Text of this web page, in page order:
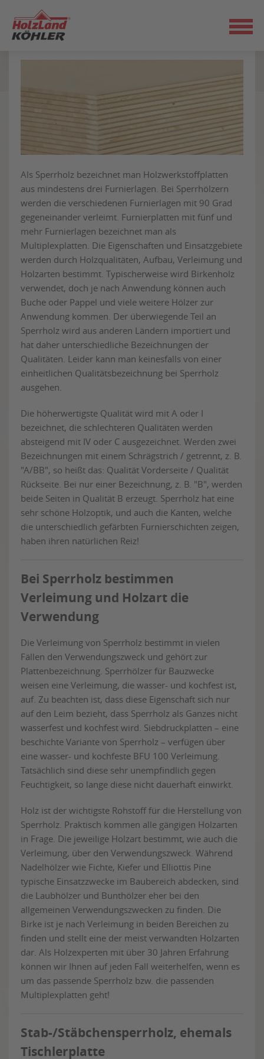
Seiteninhalt
springen
Belastbares Sperrholz:
schön und leistungsstark
Als Sperrholz bezeichnet man Holzwerkstoffplatten
aus mindestens drei Furnierlagen. Bei Sperrhölzern
werden die verschiedenen Furnierlagen mit 90 Grad
gegeneinander verleimt. Furnierplatten mit fünf und
mehr Furnierlagen bezeichnet man als
Multiplexplatten. Die Eigenschaften und Einsatzgebiete
werden durch Holzqualitäten, Aufbau, Verleimung und
Holzarten bestimmt. Typischerweise wird Birkenholz
verwendet, doch je nach Anwendung können auch
Buche oder Pappel und viele weitere Hölzer zur
Anwendung kommen. Der überwiegende Teil an
Sperrholz wird aus anderen Ländern importiert und
hat daher unterschiedliche Bezeichnungen der
Qualitäten. Leider kann man keinesfalls von einer
einheitlichen Qualitätsbezeichnung bei Sperrholz
ausgehen.
Die höherwertigste Qualität wird mit A oder I
bezeichnet, die schlechteren Qualitäten werden
absteigend mit IV oder C ausgezeichnet. Werden zwei
Bezeichnungen mit einem Schrägstrich / getrennt, z. B.
"A/BB", so heißt das: Qualität Vorderseite / Qualität
Rückseite. Bei nur einer Bezeichnung, z. B. "B", werden
beide Seiten in Qualität B erzeugt. Sperrholz hat eine
sehr schöne Holzoptik, und auch die Kanten, welche
die unterschiedlich gefärbten Furnierschichten zeigen,
haben ihren natürlichen Reiz!
Bei Sperrholz bestimmen
Verleimung und Holzart die
Verwendung
Die Verleimung von Sperrholz bestimmt in vielen
Fällen den Verwendungszweck und gehört zur
Plattenbezeichnung. Sperrhölzer für Bauzwecke
weisen eine Verleimung, die wasser- und kochfest ist,
auf. Zu beachten ist, dass diese Eigenschaft sich nur
auf den Leim bezieht, dass Sperrholz als Ganzes nicht
wasserfest und kochfest wird. Siebdruckplatten – eine
beschichte Variante von Sperrholz – verfügen über
eine wasser- und kochfeste BFU 100 Verleimung.
Tatsächlich sind diese sehr unempfindlich gegen
Feuchtigkeit, so lange diese nicht dauerhaft einwirkt.
Holz ist der wichtigste Rohstoff für die Herstellung von
Sperrholz. Praktisch kommen alle gängigen Holzarten
in Frage. Die jeweilige Holzart bestimmt, wie auch die
Verleimung, über den Verwendungszweck. Während
Nadelhölzer wie Fichte, Kiefer und Elliottis Pine
typische Einsatzzwecke im Baubereich abdecken, sind
die Laubhölzer und Bunthölzer eher bei den
allgemeinen Verwendungszwecken zu finden. Die
Birke ist je nach Verleimung in beiden Bereichen zu
finden und stellt eine der meist verwandten Holzarten
dar. Als Holzexperten mit über 30 Jahren Erfahrung
können wir Ihnen auf jeden Fall weiterhelfen, wenn es
um das passende Sperrholz bzw. die passenden
Multiplexplatten geht!
Stab-/Stäbchensperrholz, ehemals
Tischlerplatte